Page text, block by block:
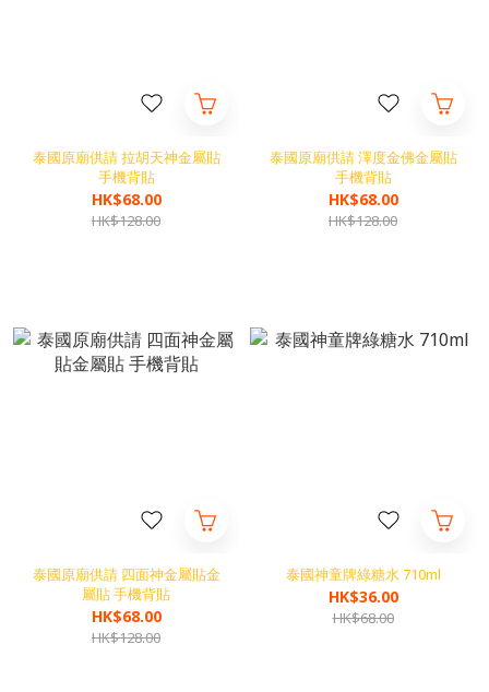
泰國原廟供請 拉胡天神金屬貼
手機背貼
HK$68.00
HK$128.00
泰國原廟供請 澤度金佛金屬貼
手機背貼
HK$68.00
HK$128.00
泰國原廟供請 四面神金屬貼金
屬貼 手機背貼
HK$68.00
HK$128.00
泰國神童牌綠糖水 710ml
HK$36.00
HK$68.00